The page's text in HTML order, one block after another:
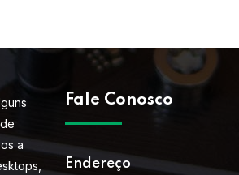
a
Fale Conosco
Endereço